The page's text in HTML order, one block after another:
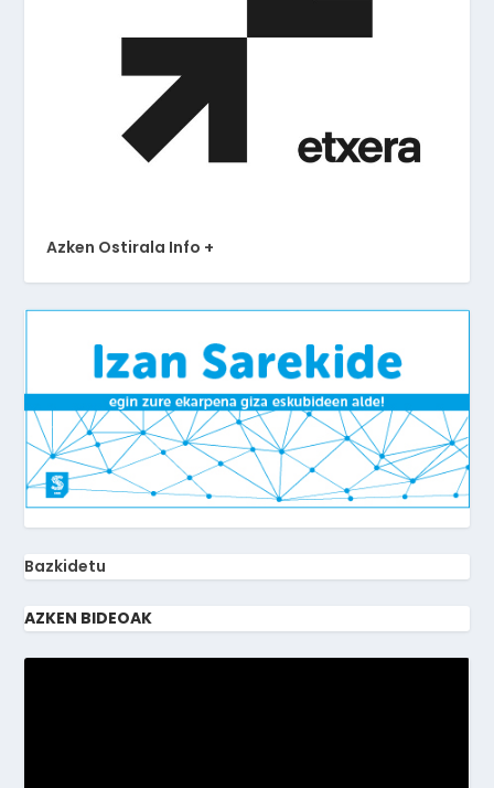
Azken Ostirala Info +
Bazkidetu
AZKEN BIDEOAK